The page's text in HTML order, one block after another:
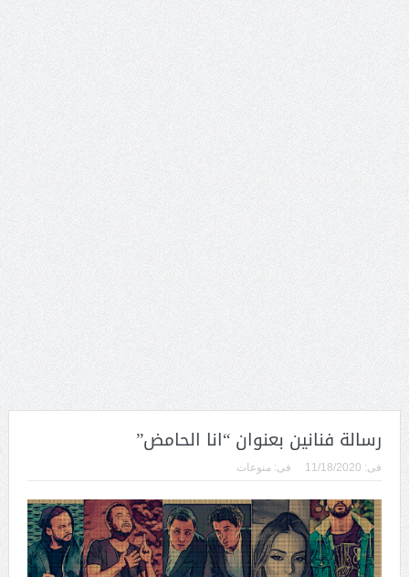
رسالة فنانين بعنوان “انا الحامض”
فى: 11/18/2020 فى: منوعات